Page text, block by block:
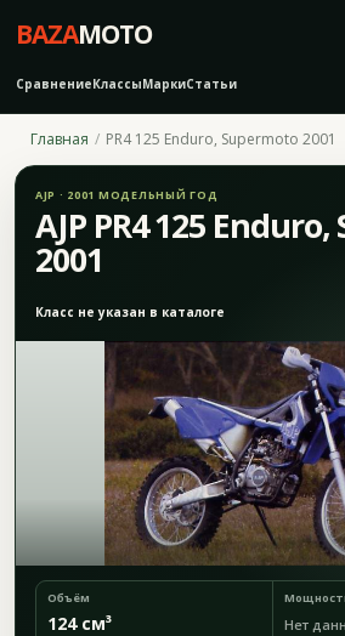
BAZAMOTO
СравнениеКлассыМаркиСтатьи
Главная PR4 125 Enduro, Supermoto 2001
AJP · 2001 МОДЕЛЬНЫЙ ГОД
AJP PR4 125
2001
Класс не указан в каталоге
Объём
124 см³ Нет